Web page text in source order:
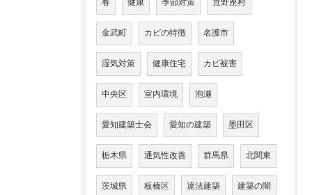
春 健康 季節対策 宜野座村
金武町 カビの特徴 名護市
湿気対策 健康住宅 カビ被害
中央区 室内環境 泡瀬
愛知建築士会 愛知の建築 墨田区
栃木県 通気性改善 群馬県 北関東
茨城県 板橋区 違法建築 建築の闇